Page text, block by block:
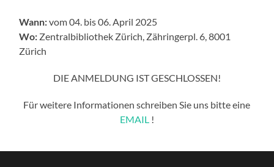
Wann:vom 04. bis 06. April 2025
Wo: Zentralbibliothek Zürich, Zähringerpl. 6, 8001
Zürich
DIE ANMELDUNG IST GESCHLOSSEN!
Für weitere Informationen schreiben Sie uns bitte eine
EMAIL !